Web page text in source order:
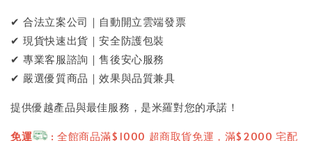
✔ 合法立案公司｜自動開立雲端發票
✔ 現貨快速出貨｜安全防護包裝
✔ 專業客服諮詢｜售後安心服務
✔ 嚴選優質商品｜效果與品質兼具
提供優越產品與最佳服務，是米羅對您的承諾！
免運
: 全館商品滿$1000 超商取貨免運，滿$2000 宅配